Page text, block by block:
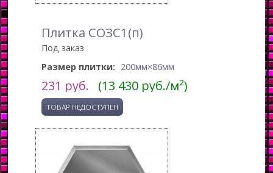
Плитка СОЗС1(п)
Под заказ
Размер плитки: 200мм×86мм
231 руб. (13 430 руб./м²)